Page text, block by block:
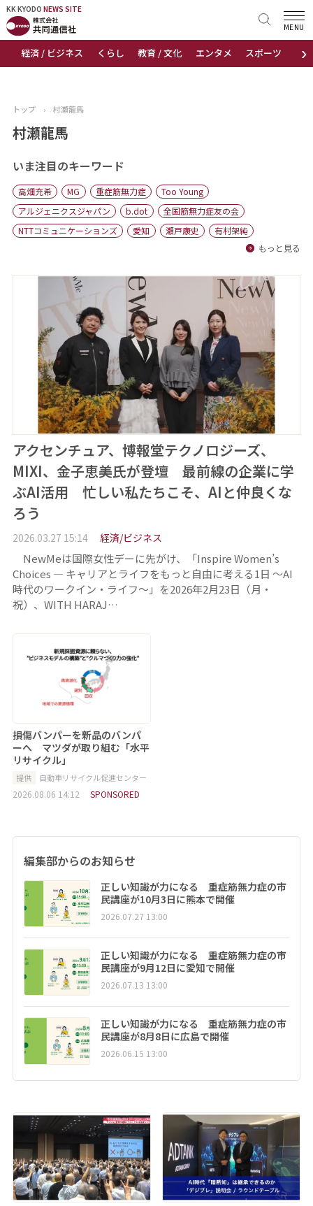
KK KYODO NEWS SITE
›
経済 / ビジネス くらし 教育 / 文化 エンタメ スポーツ 地域
MENU
KK KYODONEWS SITE
トップページ
ニュース
おすすめコンテンツ
出版物
会社概要
トップ › 村瀬龍馬
村瀬龍馬
いま注目のキーワード
高畑充希 MG 重症筋無力症
Too Young
アルジェニクスジャパン
b.dot
全国筋無力症友の会
NTTコミュニケーションズ
愛知 瀬戸康史
有村架純
もっと見る
アクセンチュア、博報堂テクノロジーズ、
MIXI、金子恵美氏が登壇 最前線の企業に学
ぶAI活用 忙しい私たちこそ、AIと仲良くな
ろう
2026.03.27 15:14 経済/ビジネス
NewMeは国際女性デーに先がけ、「Inspire Women’s
Choices ― キャリアとライフをもっと自由に考える1日 ～AI
時代のワークイン・ライフ～」を2026年2月23日（月・
祝）、WITH HARAJ…
損傷バンパーを新品のバンパ
ーへ マツダが取り組む「水平
リサイクル」
提供 自動車リサイクル促進センター
2026.08.06 14:12 SPONSORED
編集部からのお知らせ
正しい知識が力になる 重症筋無力症の市
民講座が10月3日に熊本で開催
2026.07.27 13:00
正しい知識が力になる 重症筋無力症の市
民講座が9月12日に愛知で開催
2026.07.13 13:00
正しい知識が力になる 重症筋無力症の市
民講座が8月8日に広島で開催
2026.06.15 13:00